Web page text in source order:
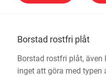
Borstad rostfri plåt
Borstad rostfri plåt,
inget att göra med